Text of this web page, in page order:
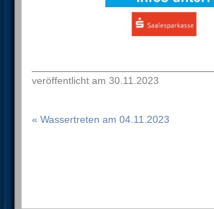
veröffentlicht am 30.11.2023
« Wassertreten am 04.11.2023